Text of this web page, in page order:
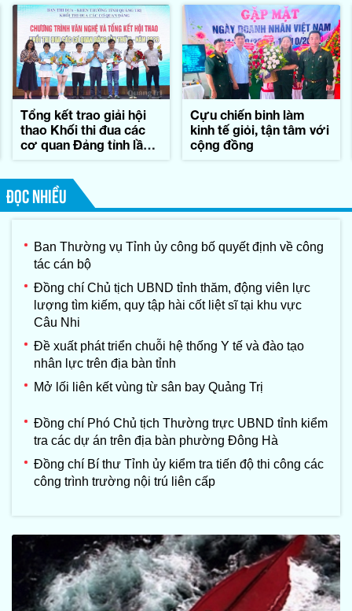
Tổng kết trao giải hội
thao Khối thi đua các
cơ quan Đảng tỉnh lần
Cựu chiến binh làm
kinh tế giỏi, tận tâm với
cộng đồng
ĐỌC NHIỀU
Ban Thường vụ Tỉnh ủy công bố quyết định về công
tác cán bộ
Đồng chí Chủ tịch UBND tỉnh thăm, động viên lực
lượng tìm kiếm, quy tập hài cốt liệt sĩ tại khu vực
Câu Nhi
Đề xuất phát triển chuỗi hệ thống Y tế và đào tạo
nhân lực trên địa bàn tỉnh
Mở lối liên kết vùng từ sân bay Quảng Trị
Đồng chí Phó Chủ tịch Thường trực UBND tỉnh kiểm
tra các dự án trên địa bàn phường Đông Hà
Đồng chí Bí thư Tỉnh ủy kiểm tra tiến độ thi công các
công trình trường nội trú liên cấp